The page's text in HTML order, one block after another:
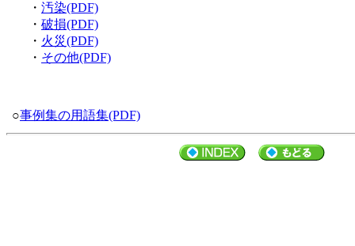
・ 汚染(PDF)
・ 破損(PDF)
・ 火災(PDF)
・ その他(PDF)
○事例集の用語集(PDF)